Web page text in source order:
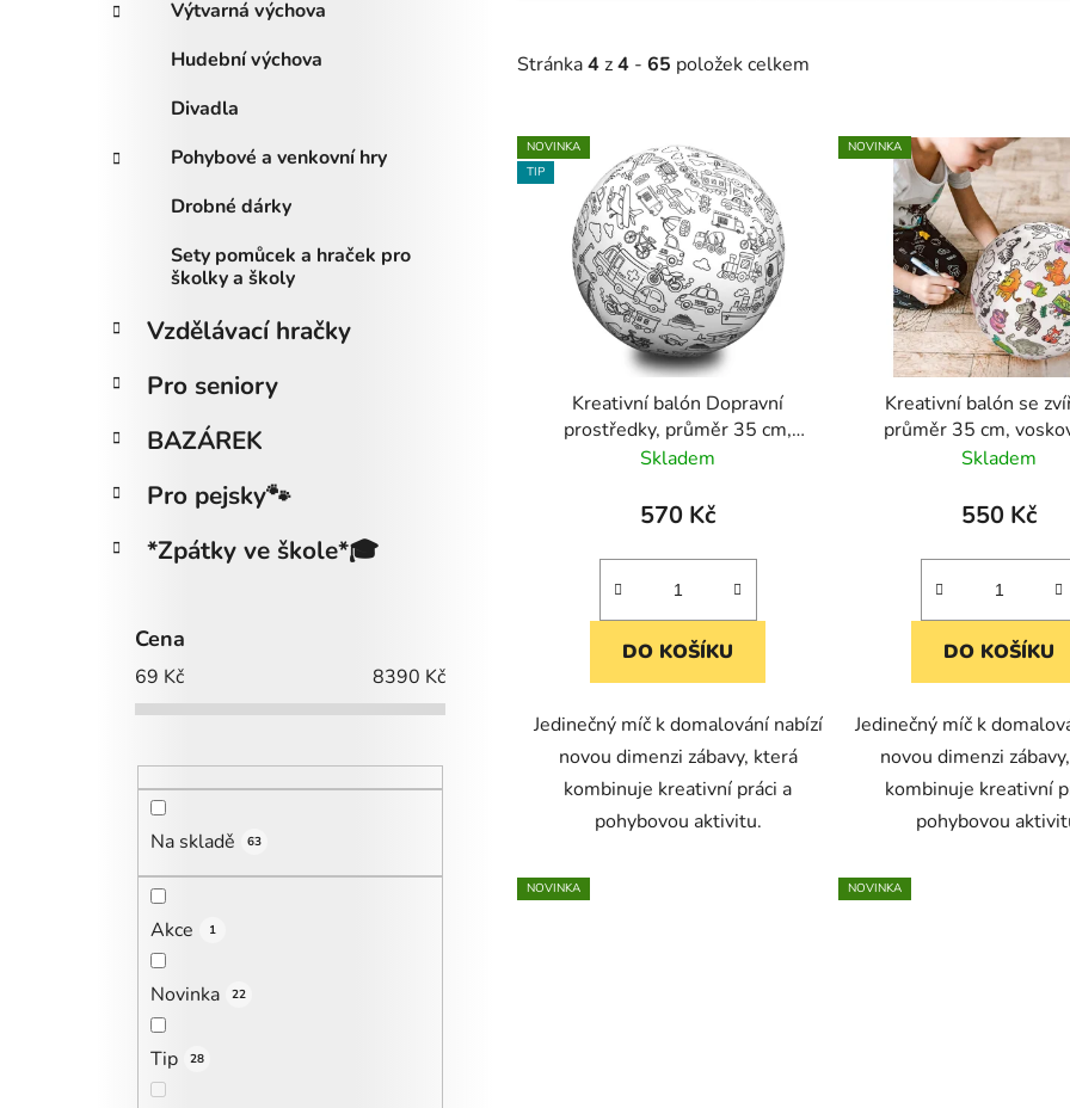
Výtvarná výchova
Hudební výchova
Divadla
Pohybové a venkovní hry
Drobné dárky
Sety pomůcek a hraček pro
školky a školy
Vzdělávací hračky
Pro seniory
BAZÁREK
Pro pejsky🐾
*Zpátky ve škole*🎓
Cena
69 Kč 8390 Kč
Na skladě 63
Akce 1
Novinka 22
Tip 28
Stránka4z4 - 65 položek celkem
V
ý
NOVINKA
TIP
Kreativní balón Dopravní
prostředky, průměr 35 cm,
voskovky, 3 nafukovací balóny a
Skladem
570 Kč
DO KOŠÍKU
Jedinečný míč k domalování nabízí
novou dimenzi zábavy, která
kombinuje kreativní práci a
pohybovou aktivitu.
NOVINKA
Kreativní balón se
průměr 35 cm,
nafukovací balóny a
Skladem
550 Kč
DO KOŠÍKU
Jedinečný míč k
novou dimenzi
kombinuje kreativní
pohybovou
NOVINKA NOVINKA